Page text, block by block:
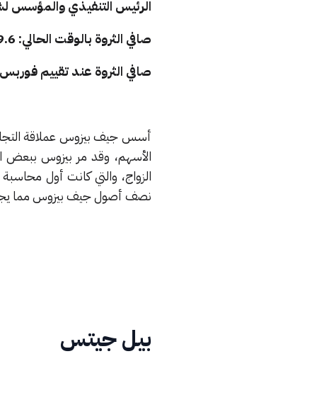
الرئيس التنفيذي والمؤسس
صافي الثروة بالوقت الحالي: 139.6 مليار دولار.
صافي الثروة عند تقييم فوربس: 131 مليار
الزواج، والتي كانت أول
نصف أصول جيف بيزوس مما
بيل جيتس